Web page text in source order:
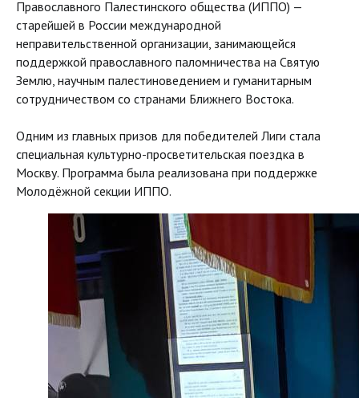
Православного Палестинского общества (ИППО) —
старейшей в России международной
неправительственной организации, занимающейся
поддержкой православного паломничества на Святую
Землю, научным палестиноведением и гуманитарным
сотрудничеством со странами Ближнего Востока.
Одним из главных призов для победителей Лиги стала
специальная культурно-просветительская поездка в
Москву. Программа была реализована при поддержке
Молодёжной секции ИППО.